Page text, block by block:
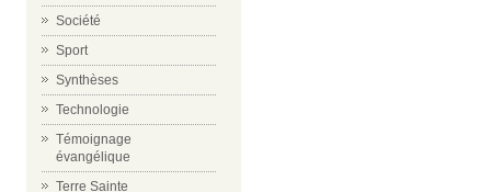
Société
Sport
Synthèses
Technologie
Témoignage
évangélique
Terre Sainte